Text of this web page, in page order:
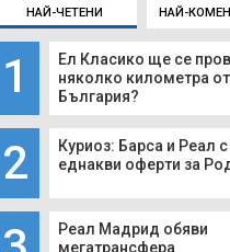
НАЙ-ЧЕТЕНИ НАЙ-
1
Ел Класико ще се
няколко километра от
България?
2
Куриоз: Барса и Реал с
еднакви оферти за
Реал Мадрид обяви
мегатрансфера